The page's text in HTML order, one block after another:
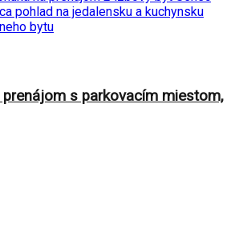
s parkovacím miestom,